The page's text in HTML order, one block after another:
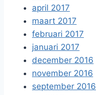
april 2017
maart 2017
februari 2017
januari 2017
december 2016
november 2016
september 2016